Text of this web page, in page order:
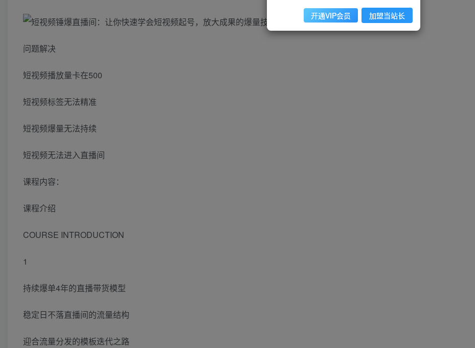
问题解决
短视频播放量卡在500
短视频标签无法精准
短视频爆量无法持续
短视频无法进入直播间
课程内容：
课程介绍
COURSE INTRODUCTION
1
持续爆单4年的直播带货模型
稳定日不落直播间的流量结构
迎合流量分发的模板迭代之路
开通VIP会员 加盟当站长